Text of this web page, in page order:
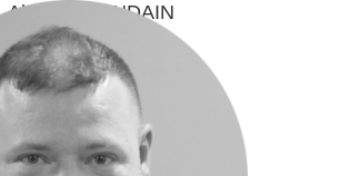
Alain MALANDAIN
Sport santé, féminines
feminines@ffvelo.fr